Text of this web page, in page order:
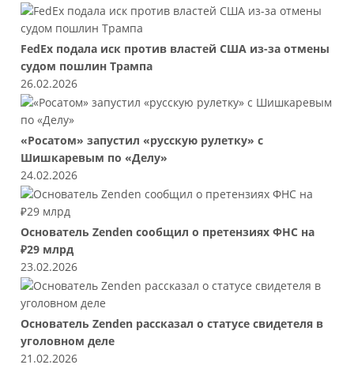
FedEx подала иск против властей США из-за отмены
судом пошлин Трампа
26.02.2026
«Росатом» запустил «русскую рулетку» с
Шишкаревым по «Делу»
24.02.2026
Основатель Zenden сообщил о претензиях ФНС на
₽29 млрд
23.02.2026
Основатель Zenden рассказал о статусе свидетеля в
уголовном деле
21.02.2026